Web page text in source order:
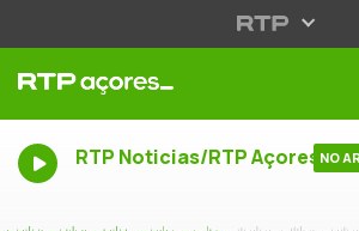
RTP Noticias/RTP Açores NO AR